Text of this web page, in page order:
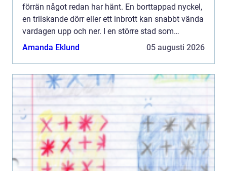
förrän något redan har hänt. En borttappad nyckel,
en trilskande dörr eller ett inbrott kan snabbt vända
vardagen upp och ner. I en större stad som
Göteborg blir behovet av snabb, säker och
Amanda Eklund 05 augusti 2026